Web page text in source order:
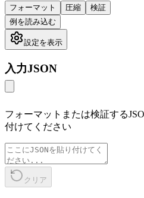
フォーマット 圧縮
検証
例を読み込む
設定を表示
入力JSON
フォーマットまたは検証する
付けてください
クリア